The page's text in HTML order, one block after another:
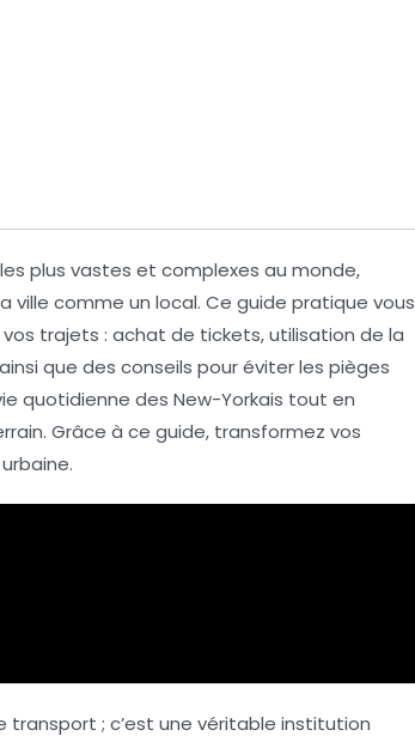
plus vastes et complexes au monde,
comme un local. Ce guide pratique vous
trajets : achat de tickets, utilisation de la
que des conseils pour éviter les pièges
quotidienne des New-Yorkais tout en
Grâce à ce guide, transformez vos
.
transport ; c’est une véritable institution